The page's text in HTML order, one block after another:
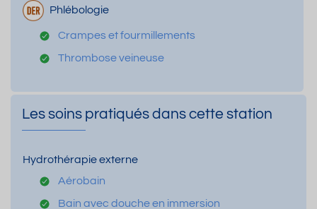
Phlébologie
Crampes et fourmillements
Thrombose veineuse
Les soins pratiqués dans cette station
Hydrothérapie externe
Aérobain
Bain avec douche en immersion